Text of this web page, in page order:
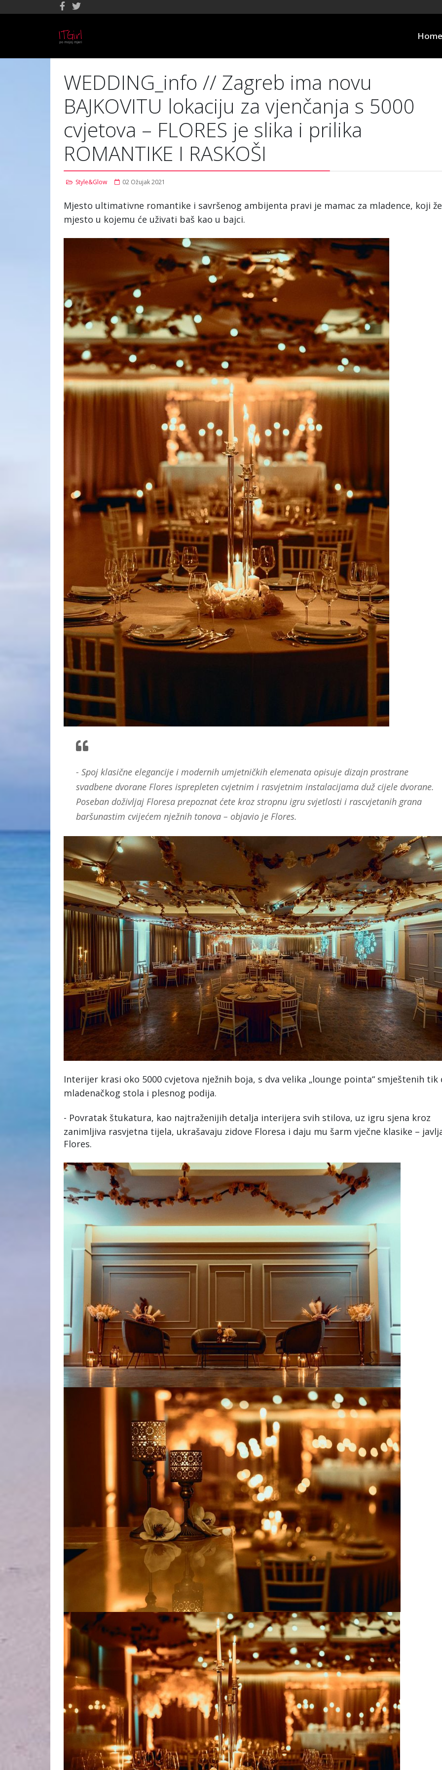
Home
WEDDING_info // Zagreb ima novu
BAJKOVITU lokaciju za vjenčanja s 5000
cvjetova – FLORES je slika i prilika
ROMANTIKE I RASKOŠI
Style&Glow 02 Ožujak 2021
Mjesto ultimativne romantike i savršenog ambijenta pravi je mamac za mladence, koji
mjesto u kojemu će uživati baš kao u bajci.
- Spoj klasične elegancije i modernih umjetničkih elemenata opisuje dizajn prostrane
svadbene dvorane Flores isprepleten cvjetnim i rasvjetnim instalacijama duž cijele dvorane.
Poseban doživljaj Floresa prepoznat ćete kroz stropnu igru svjetlosti i rascvjetanih grana
baršunastim cvijećem nježnih tonova – objavio je Flores.
Interijer krasi oko 5000 cvjetova nježnih boja, s dva velika „lounge pointa“ smještenih tik
mladenačkog stola i plesnog podija.
- Povratak štukatura, kao najtraženijih detalja interijera svih stilova, uz igru sjena kroz
zanimljiva rasvjetna tijela, ukrašavaju zidove Floresa i daju mu šarm vječne klasike –
Flores.